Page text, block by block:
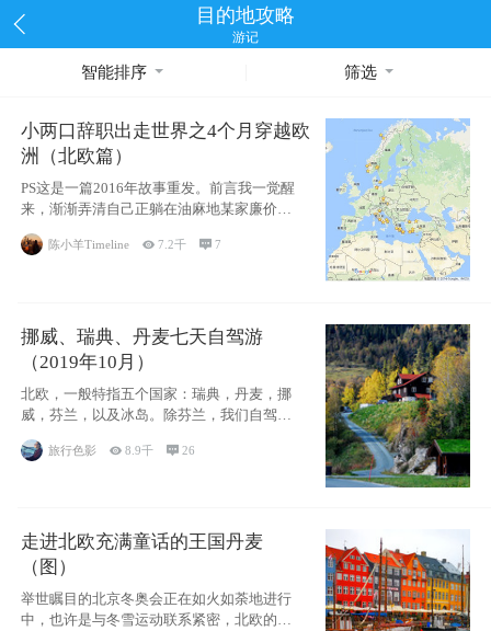
目的地攻略
游记
智能排序 筛选
小两口辞职出走世界之4个月穿越欧
洲（北欧篇）
PS这是一篇2016年故事重发。前言我一觉醒
来，渐渐弄清自己正躺在油麻地某家廉价宾
馆
陈小羊Timeline 7.2千 7
挪威、瑞典、丹麦七天自驾游
（2019年10月）
北欧，一般特指五个国家：瑞典，丹麦，挪
威，芬兰，以及冰岛。除芬兰，我们自驾游
旅行色影 8.9千 26
走进北欧充满童话的王国丹麦
（图）
举世瞩目的北京冬奥会正在如火如荼地进行
中，也许是与冬雪运动联系紧密，北欧的一